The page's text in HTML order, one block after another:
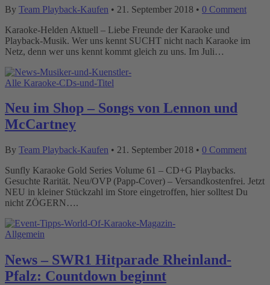
By Team Playback-Kaufen • 21. September 2018 • 0 Comment
Karaoke-Helden Aktuell – Liebe Freunde der Karaoke und
Playback-Musik. Wer uns kennt SUCHT nicht nach Karaoke im
Netz, denn wer uns kennt kommt gleich zu uns. Im Juli…
Alle Karaoke-CDs-und-Titel
Neu im Shop – Songs von Lennon und
McCartney
By Team Playback-Kaufen • 21. September 2018 • 0 Comment
Sunfly Karaoke Gold Series Volume 61 – CD+G Playbacks.
Gesuchte Rarität. Neu/OVP (Papp-Cover) – Versandkostenfrei. Jetzt
NEU in kleiner Stückzahl im Store eingetroffen, hier solltest Du
nicht ZÖGERN….
Allgemein
News – SWR1 Hitparade Rheinland-
Pfalz: Countdown beginnt